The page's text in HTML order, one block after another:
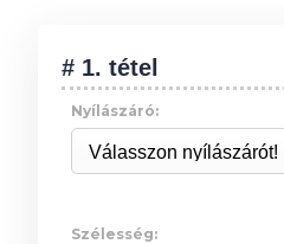
# 1. tétel
Nyílászáró:
Szélesség: